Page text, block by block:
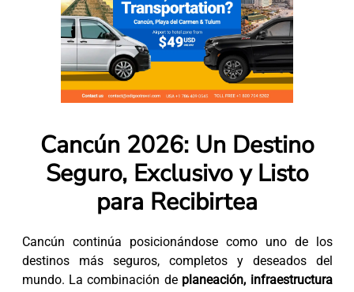
Cancún 2026: Un Destino
Seguro, Exclusivo y Listo
para Recibirtea
Cancún continúa posicionándose como uno de los
destinos más seguros, completos y deseados del
mundo. La combinación de planeación, infraestructura